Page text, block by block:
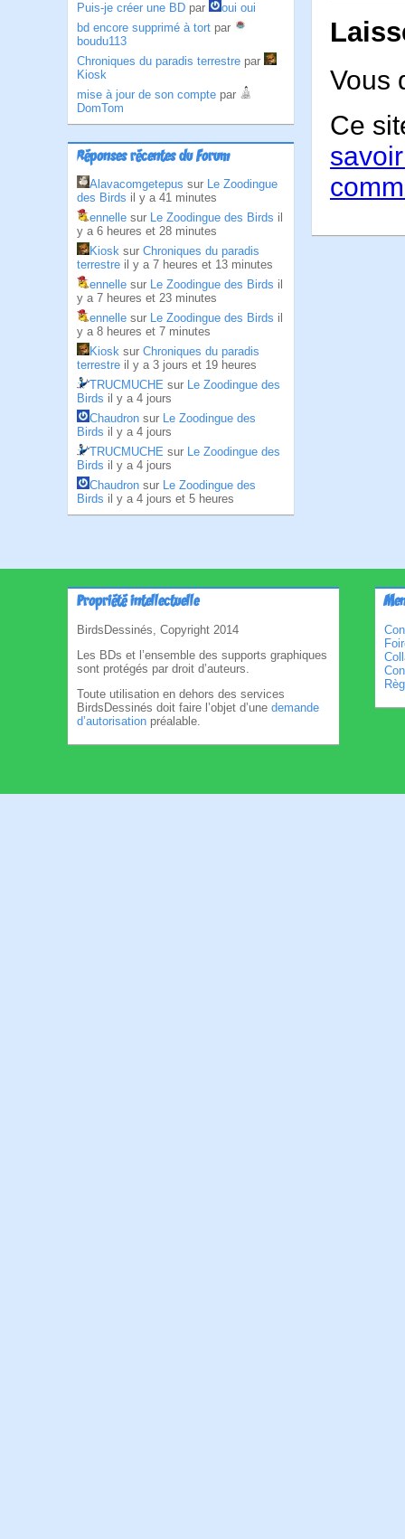
Puis-je créer une BD par
oui oui
bd encore supprimé à tort par
boudu113
Chroniques du paradis terrestre par
Kiosk
mise à jour de son compte par
DomTom
Réponses récentes du Forum
Alavacomgetepus sur Le Zoodingue
des Birds il y a 41 minutes
ennelle sur Le Zoodingue des Birds il
y a 6 heures et 28 minutes
Kiosk sur Chroniques du paradis
terrestre il y a 7 heures et 13 minutes
ennelle sur Le Zoodingue des Birds il
y a 7 heures et 23 minutes
ennelle sur Le Zoodingue des Birds il
y a 8 heures et 7 minutes
Kiosk sur Chroniques du paradis
terrestre il y a 3 jours et 19 heures
TRUCMUCHE sur Le Zoodingue des
Birds il y a 4 jours
Chaudron sur Le Zoodingue des
Birds il y a 4 jours
TRUCMUCHE sur Le Zoodingue des
Birds il y a 4 jours
Chaudron sur Le Zoodingue des
Birds il y a 4 jours et 5 heures
Vous
Ce
Propriété intellectuelle
BirdsDessinés, Copyright 2014
Les BDs et l’ensemble des supports graphiques
sont protégés par droit d’auteurs.
Toute utilisation en dehors des services
BirdsDessinés doit faire l’objet d’une demande
d’autorisation préalable.